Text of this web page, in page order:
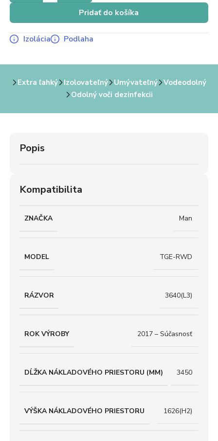
Pridať do košíka
Izolácia Podlaha
Extra ľahký Izolovateľný Umývateľný
Vodeodolný
Odolný voči dezinfekcii
Popis
Kompatibilita
ZNAČKA Man
MODEL TGE-RWD
RÁZVOR 3640(L3)
ROK VÝROBY 2017 – Súčasnosť
DĹŽKA NÁKLADOVÉHO PRIESTORU (MM) 3450
VÝŠKA NÁKLADOVÉHO PRIESTORU 1626(H2)